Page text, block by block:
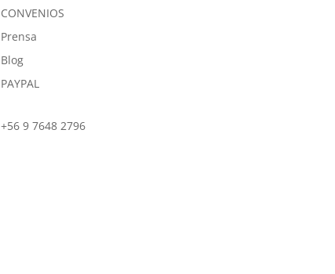
CONVENIOS
Prensa
Blog
PAYPAL
+56 9 7648 2796